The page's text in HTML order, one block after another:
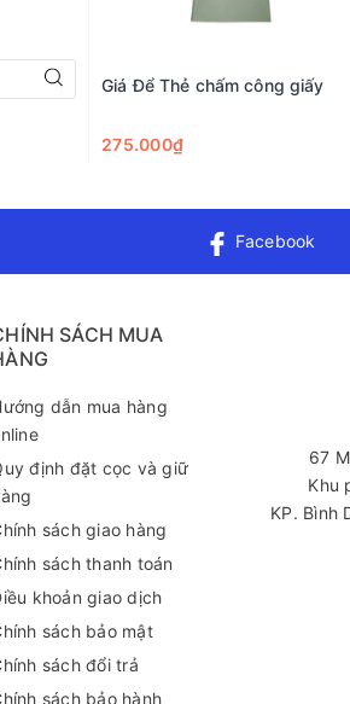
Giá Để Thẻ chấm công giấy
275.000₫
Facebook
SÁCH MUA
dẫn mua hàng
định đặt cọc và giữ
sách giao hàng
sách thanh toán
khoản giao dịch
sách bảo mật
sách đổi trả
sách bảo hành
67
Khu
KP. Bình